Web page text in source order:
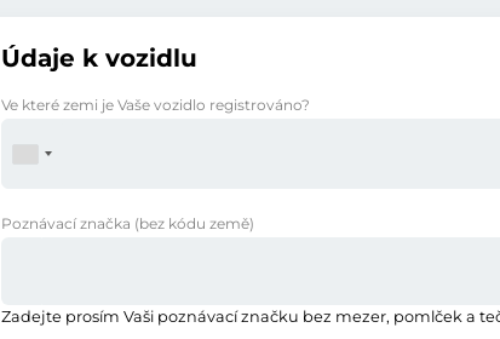
Údaje k vozidlu
Ve které zemi je Vaše vozidlo registrováno?
Poznávací značka (bez kódu země)
Zadejte prosím Vaši poznávací značku bez mezer, pomlček a